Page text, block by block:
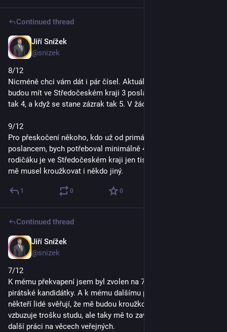
Continued thread
Jiří Snížek
@snizek
8/12
Nicméně chci vám dát i pár čísel. Aktuálně to vypadá, že Piráti
budou mít ve Středočeském kraji 3 poslance, když se zadaří
tak 4, a když se stane zázrak tak 5. V žádném případě 7.
9/12
Pro přeskočení někoho, kdo už od primárních voleb chce být
poslancem, bych potřeboval minimálně 4 tisíce kroužků a na
rodičáku je ve Středočeském kraji jen tisíc chlapů, takže by
mě musel kroužkovat i někdo jiný.
1 0 0
Continued thread
Jiří Snížek
@snizek
7/12
K mému překvapení jsem byl zvolen na 7. místo středočeské
pirátské kandidátky. A k mému dalšímu překvapení se mi
někteří lidé svěřují, že mě budou kroužkovat, což ve mně
vzbuzuje trošku studu, ale taky mě to zavazuje a motivuje k
další práci na věcech veřejných.